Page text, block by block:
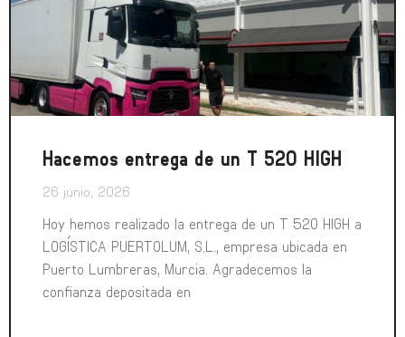
Hacemos entrega de un T 520 HIGH
26 junio, 2026
Hoy hemos realizado la entrega de un T 520 HIGH a
LOGÍSTICA PUERTOLUM, S.L., empresa ubicada en
Puerto Lumbreras, Murcia. Agradecemos la
confianza depositada en